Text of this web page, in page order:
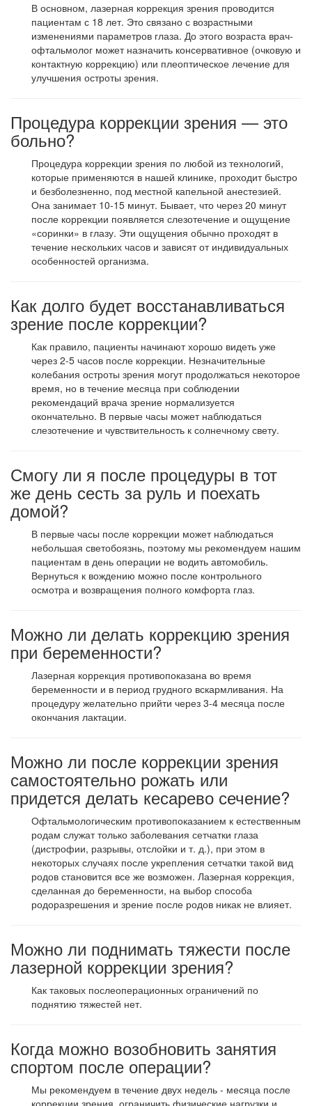
В основном, лазерная коррекция зрения проводится
пациентам с 18 лет. Это связано с возрастными
изменениями параметров глаза. До этого возраста врач-
офтальмолог может назначить консервативное (очковую и
контактную коррекцию) или плеоптическое лечение для
улучшения остроты зрения.
Процедура коррекции зрения — это
больно?
Процедура коррекции зрения по любой из технологий,
которые применяются в нашей клинике, проходит быстро
и безболезненно, под местной капельной анестезией.
Она занимает 10-15 минут. Бывает, что через 20 минут
после коррекции появляется слезотечение и ощущение
«соринки» в глазу. Эти ощущения обычно проходят в
течение нескольких часов и зависят от индивидуальных
особенностей организма.
Как долго будет восстанавливаться
зрение после коррекции?
Как правило, пациенты начинают хорошо видеть уже
через 2-5 часов после коррекции. Незначительные
колебания остроты зрения могут продолжаться некоторое
время, но в течение месяца при соблюдении
рекомендаций врача зрение нормализуется
окончательно. В первые часы может наблюдаться
слезотечение и чувствительность к солнечному свету.
Смогу ли я после процедуры в тот
же день сесть за руль и поехать
домой?
В первые часы после коррекции может наблюдаться
небольшая светобоязнь, поэтому мы рекомендуем нашим
пациентам в день операции не водить автомобиль.
Вернуться к вождению можно после контрольного
осмотра и возвращения полного комфорта глаз.
Можно ли делать коррекцию зрения
при беременности?
Лазерная коррекция противопоказана во время
беременности и в период грудного вскармливания. На
процедуру желательно прийти через 3-4 месяца после
окончания лактации.
Можно ли после коррекции зрения
самостоятельно рожать или
придется делать кесарево сечение?
Офтальмологическим противопоказанием к естественным
родам служат только заболевания сетчатки глаза
(дистрофии, разрывы, отслойки и т. д.), при этом в
некоторых случаях после укрепления сетчатки такой вид
родов становится все же возможен. Лазерная коррекция,
сделанная до беременности, на выбор способа
родоразрешения и зрение после родов никак не влияет.
Можно ли поднимать тяжести после
лазерной коррекции зрения?
Как таковых послеоперационных ограничений по
поднятию тяжестей нет.
Когда можно возобновить занятия
спортом после операции?
Мы рекомендуем в течение двух недель - месяца после
коррекции зрения ограничить физические нагрузки и